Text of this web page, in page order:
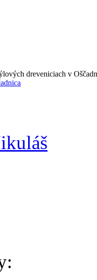
dreveniciach v